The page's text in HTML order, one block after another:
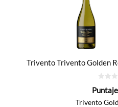
Trivento Trivento Golden
de
Trivento